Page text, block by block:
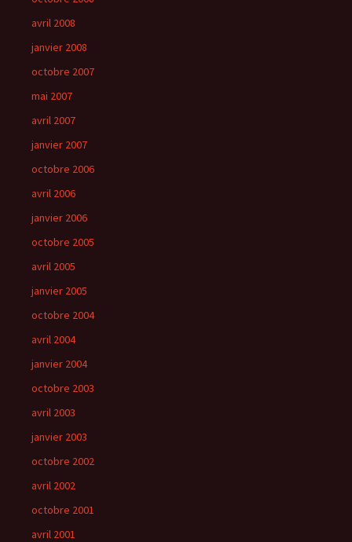
avril 2008
janvier 2008
octobre 2007
mai 2007
avril 2007
janvier 2007
octobre 2006
avril 2006
janvier 2006
octobre 2005
avril 2005
janvier 2005
octobre 2004
avril 2004
janvier 2004
octobre 2003
avril 2003
janvier 2003
octobre 2002
avril 2002
octobre 2001
avril 2001